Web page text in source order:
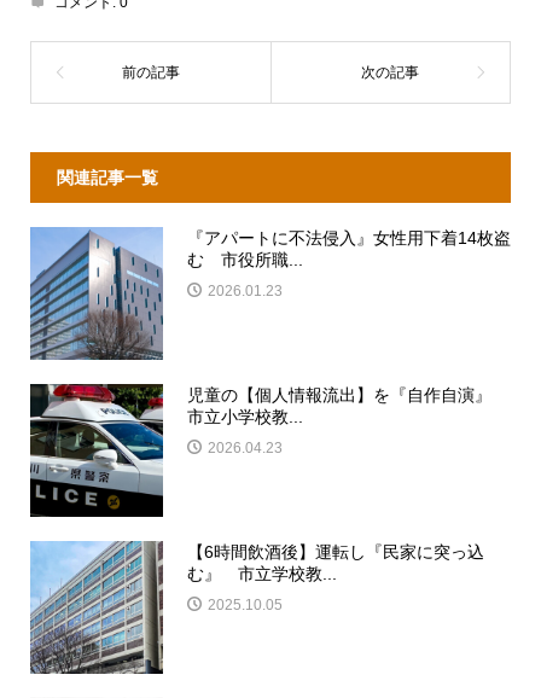
関連記事一覧
『アパートに不法侵入』女性用下着14枚盗
む 市役所職...
2026.01.23
児童の【個人情報流出】を『自作自演』
市立小学校教...
2026.04.23
【6時間飲酒後】運転し『民家に突っ込
む』 市立学校教...
2025.10.05